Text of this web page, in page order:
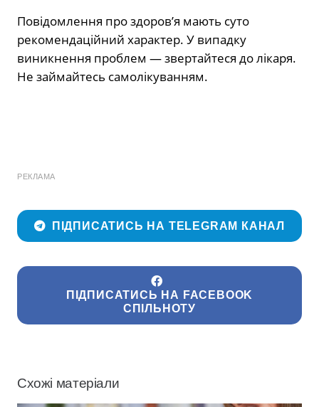
Повідомлення про здоров’я мають суто
рекомендаційний характер. У випадку
виникнення проблем — звертайтеся до лікаря.
Не займайтесь самолікуванням.
РЕКЛАМА
ПІДПИСАТИСЬ НА TELEGRAM КАНАЛ
ПІДПИСАТИСЬ НА FACEBOOK
СПІЛЬНОТУ
Схожі матеріали